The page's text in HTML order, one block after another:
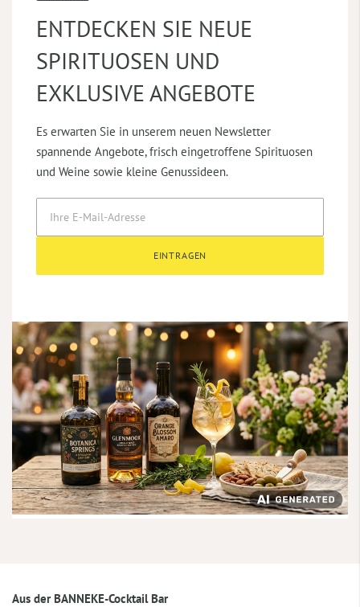
ENTDECKEN SIE NEUE
SPIRITUOSEN UND
EXKLUSIVE ANGEBOTE
Es erwarten Sie in unserem neuen Newsletter
spannende Angebote, frisch eingetroffene Spirituosen
und Weine sowie kleine Genussideen.
EINTRAGEN
Aus der BANNEKE-Cocktail Bar